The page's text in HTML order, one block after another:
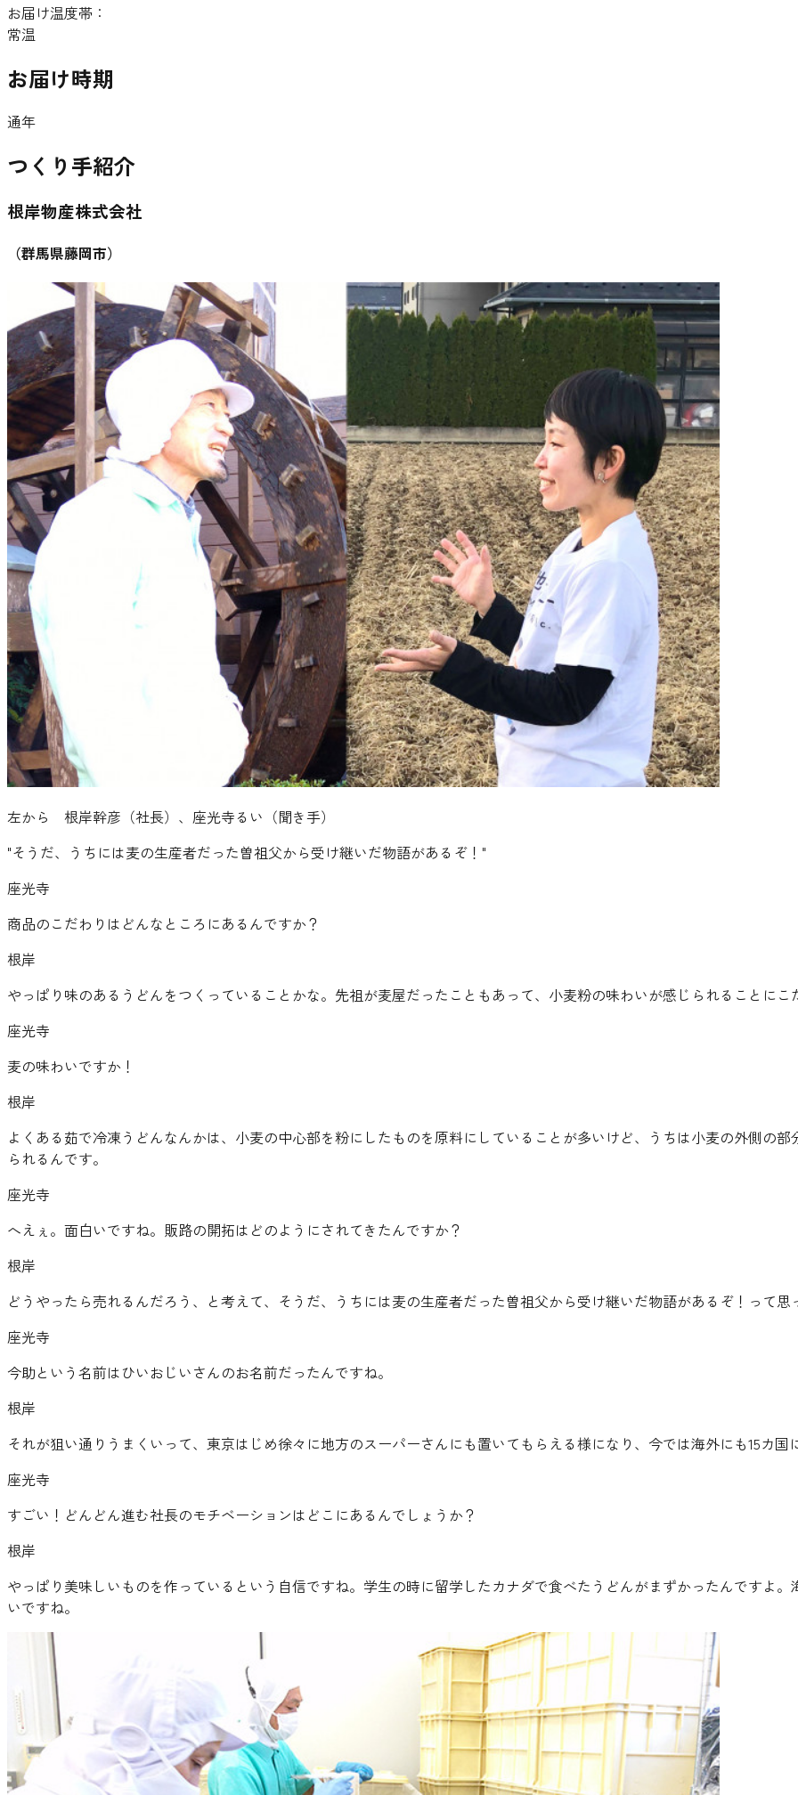
お届け温度帯：
常温
お届け時期
通年
つくり手紹介
根岸物産株式会社
（群馬県藤岡市）
左から 根岸幹彦（社長）、座光寺るい（聞き手）
"そうだ、うちには麦の生産者だった曽祖父から受け継いだ物語があるぞ！ "
座光寺
商品のこだわりはどんなところにあるんですか？
根岸
やっぱり味のあるうどんをつくっていることかな。先祖が麦屋だったこともあって、小麦粉の味わいが感じられることにこ
座光寺
麦の味わいですか！
根岸
よくある茹で冷凍うどんなんかは、小麦の中心部を粉にしたものを原料にしていることが多いけど、うちは小麦の外側の
られるんです。
座光寺
へえぇ。面白いですね。販路の開拓はどのようにされてきたんですか？
根岸
どうやったら売れるんだろう、と考えて、そうだ、うちには麦の生産者だった曽祖父から受け継いだ物語があるぞ！って
座光寺
今助という名前はひいおじいさんのお名前だったんですね。
根岸
それが狙い通りうまくいって、東京はじめ徐々に地方のスーパーさんにも置いてもらえる様になり、今では海外にも15カ国
座光寺
すごい！どんどん進む社長のモチベーションはどこにあるんでしょうか？
根岸
やっぱり美味しいものを作っているという自信ですね。学生の時に留学したカナダで食べたうどんがまずかったんですよ
いですね。